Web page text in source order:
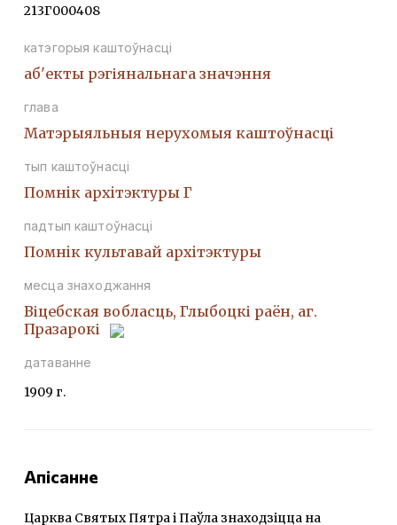
213Г000408
катэгорыя каштоўнасці
аб'екты рэгіянальнага значэння
глава
Матэрыяльныя нерухомыя каштоўнасці
тып каштоўнасці
Помнiк архiтэктуры Г
падтып каштоўнасці
Помнiк культавай архiтэктуры
месца знаходжання
Віцебская вобласць, Глыбоцкі раён, аг.
Празарокі
датаванне
1909 г.
Апісанне
Царква Святых Пятра і Паўла знаходзіцца на